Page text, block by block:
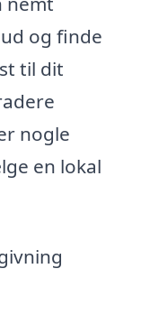
og finde
til dit
nogle
en lokal